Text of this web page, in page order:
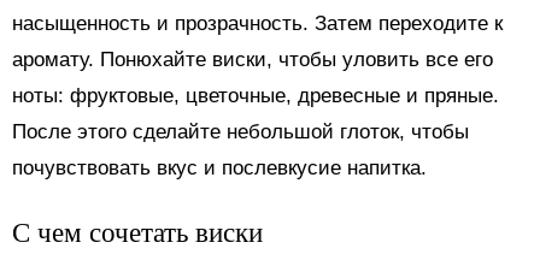
насыщенность и прозрачность. Затем переходите к
аромату. Понюхайте виски, чтобы уловить все его
ноты: фруктовые, цветочные, древесные и пряные.
После этого сделайте небольшой глоток, чтобы
почувствовать вкус и послевкусие напитка.
С чем сочетать виски